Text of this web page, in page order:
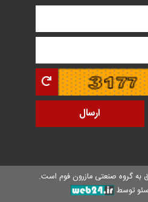
بهگروه صنعتی مازرون فوم است.
توسط